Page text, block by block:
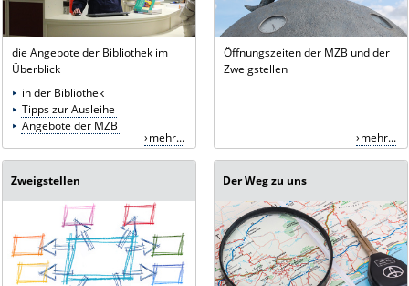
die Angebote der Bibliothek im
Überblick
in der Bibliothek
Tipps zur Ausleihe
Angebote der MZB
mehr...
Öffnungszeiten der MZB und der
Zweigstellen
mehr...
Zweigstellen Der Weg zu uns